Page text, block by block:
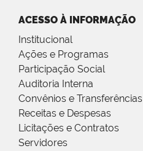
ACESSO À INFORMAÇÃO
Institucional
Ações e Programas
Participação Social
Auditoria Interna
Convênios e Transferências
Receitas e Despesas
Licitações e Contratos
Servidores